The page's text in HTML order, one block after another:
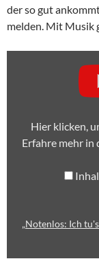
der so gut
melden. Mit Musik
DEN
EINE-
Hier klicken,
Erfahre mehr in
„Notenlos: Ich